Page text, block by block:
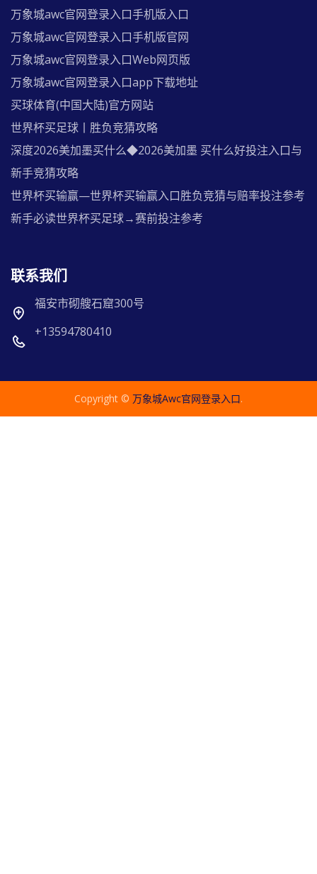
万象城awc官网登录入口手机版入口
万象城awc官网登录入口手机版官网
万象城awc官网登录入口Web网页版
万象城awc官网登录入口app下载地址
买球体育(中国大陆)官方网站
世界杯买足球丨胜负竞猜攻略
深度2026美加墨买什么◆2026美加墨 买什么好投注入口与
新手竞猜攻略
世界杯买输赢—世界杯买输赢入口胜负竞猜与赔率投注参考
新手必读世界杯买足球→赛前投注参考
联系我们
福安市砌艘石窟300号
+13594780410
Copyright © 万象城awc官网登录入口.